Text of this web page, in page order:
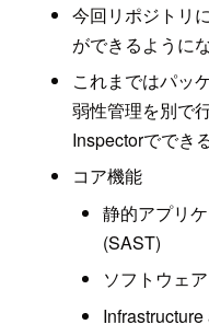
今回リポジトリ
ができるように
これまではパッ
弱性管理を別で
Inspectorででき
コア機能
静的アプリ
(SAST)
ソフトウェ